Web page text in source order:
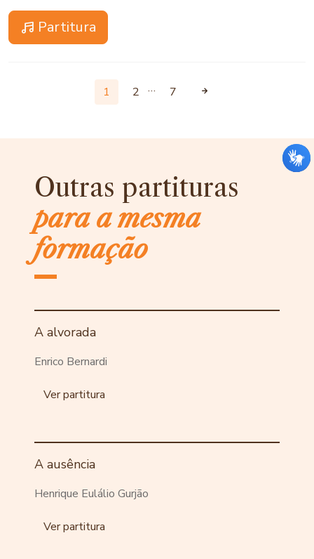
Partitura
1 2 … 7
Outras partituras
para a mesma
formação
A alvorada
Enrico Bernardi
Ver partitura
A ausência
Henrique Eulálio Gurjão
Ver partitura